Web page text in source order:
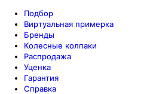
Подбор
Виртуальная примерка
Бренды
Колесные колпаки
Распродажа
Уценка
Гарантия
Справка